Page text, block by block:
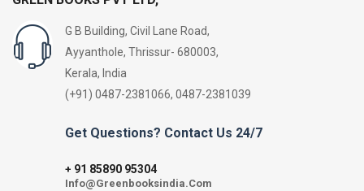
G B Building, Civil Lane Road,
Ayyanthole, Thrissur- 680003,
Kerala, India
(+91) 0487-2381066, 0487-2381039
Get Questions? Contact Us 24/7
+ 91 85890 95304
Info@Greenbooksindia.Com